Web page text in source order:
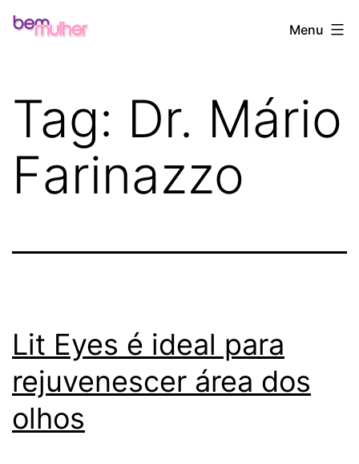
Pular
conteúdo
Bem
Menu
Tag: Dr. Mário
Farinazzo
Lit Eyes é ideal para
rejuvenescer área dos
olhos